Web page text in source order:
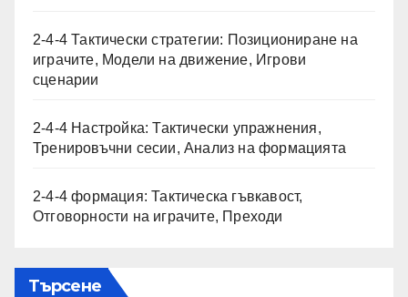
2-4-4 Тактически стратегии: Позициониране на
играчите, Модели на движение, Игрови
сценарии
2-4-4 Настройка: Тактически упражнения,
Тренировъчни сесии, Анализ на формацията
2-4-4 формация: Тактическа гъвкавост,
Отговорности на играчите, Преходи
Търсене